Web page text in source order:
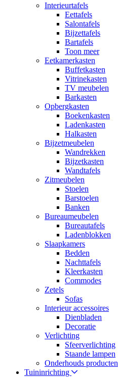
Interieurtafels
Eettafels
Salontafels
Bijzettafels
Bartafels
Toon meer
Eetkamerkasten
Buffetkasten
Vitrinekasten
TV meubelen
Barkasten
Opbergkasten
Boekenkasten
Ladenkasten
Halkasten
Bijzetmeubelen
Wandrekken
Bijzetkasten
Wandtafels
Zitmeubelen
Stoelen
Barstoelen
Banken
Bureaumeubelen
Bureautafels
Ladenblokken
Slaapkamers
Bedden
Nachttafels
Kleerkasten
Commodes
Zetels
Sofas
Interieur accessoires
Dienbladen
Decoratie
Verlichting
Sfeerverlichting
Staande lampen
Onderhouds producten
Tuininrichting